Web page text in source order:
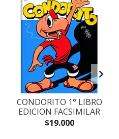
CONDORITO 1° LIBRO
EDICION FACSIMILAR
$19.000